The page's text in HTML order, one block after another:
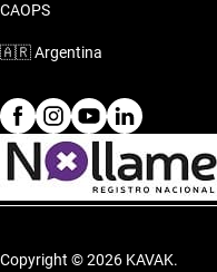
CAOPS
🇦🇷Argentina
Copyright © 2026 KAVAK.